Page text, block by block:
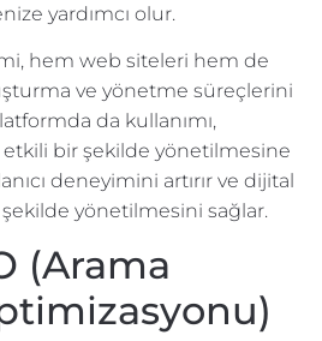
yardımcı olur.
hem web siteleri hem de
ve yönetme süreçlerini
da kullanımı,
bir şekilde yönetilmesine
deneyimini artırır ve dijital
şekilde yönetilmesini sağlar.
(Arama